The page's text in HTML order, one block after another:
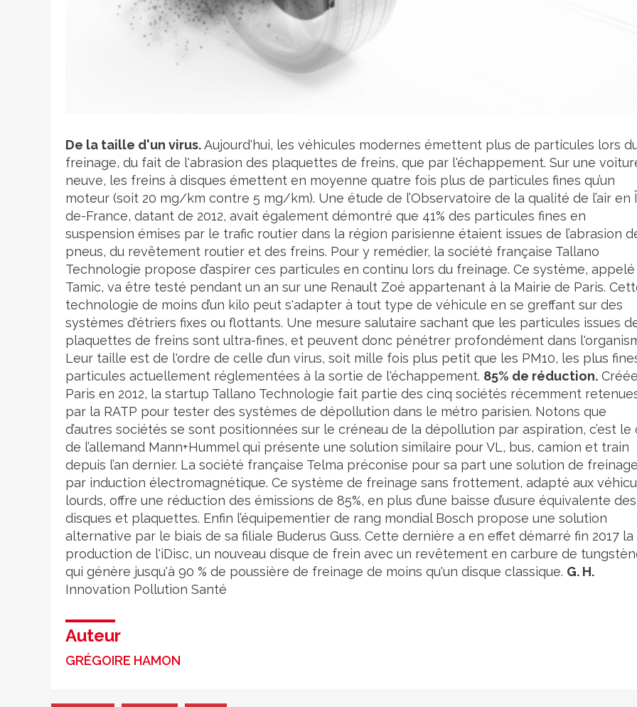
Crédit photo
De la taille d'un virus.Aujourd'hui, les véhicules modernes émettent plus de particules lors
freinage, du fait de l'abrasion des plaquettes de freins, que par l'échappement. Sur une
neuve, les freins à disques émettent en moyenne quatre fois plus de particules fines qu’un
moteur (soit 20 mg/km contre 5 mg/km). Une étude de l’Observatoire de la qualité de l’air en
de-France, datant de 2012, avait également démontré que 41% des particules fines en
suspension émises par le trafic routier dans la région parisienne étaient issues de l’abrasion
pneus, du revêtement routier et des freins. Pour y remédier, la société française Tallano
Technologie propose d’aspirer ces particules en continu lors du freinage. Ce système, appelé
Tamic, va être testé pendant un an sur une Renault Zoé appartenant à la Mairie de Paris.
technologie de moins d’un kilo peut s'adapter à tout type de véhicule en se greffant sur des
systèmes d'étriers fixes ou flottants. Une mesure salutaire sachant que les particules issues
plaquettes de freins sont ultra-fines, et peuvent donc pénétrer profondément dans
Leur taille est de l'ordre de celle d’un virus, soit mille fois plus petit que les PM10, les plus
particules actuellement réglementées à la sortie de l'échappement. 85% de réduction.
Paris en 2012, la startup Tallano Technologie fait partie des cinq sociétés récemment
par la RATP pour tester des systèmes de dépollution dans le métro parisien. Notons que
d’autres sociétés se sont positionnées sur le créneau de la dépollution par aspiration, c’est le
de l’allemand Mann+Hummel qui présente une solution similaire pour VL, bus, camion et train
depuis l’an dernier. La société française Telma préconise pour sa part une solution de freinage
par induction électromagnétique. Ce système de freinage sans frottement, adapté aux
lourds, offre une réduction des émissions de 85%, en plus d’une baisse d’usure équivalente des
disques et plaquettes. Enfin l’équipementier de rang mondial Bosch propose une solution
alternative par le biais de sa filiale Buderus Guss. Cette dernière a en effet démarré fin 2017 la
production de l'iDisc, un nouveau disque de frein avec un revêtement en carbure de
qui génère jusqu'à 90 % de poussière de freinage de moins qu'un disque classique. G. H.
Innovation Pollution Santé
Auteur
GRÉGOIRE HAMON